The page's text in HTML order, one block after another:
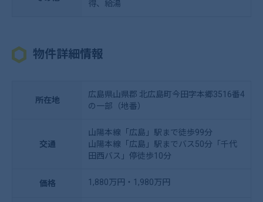
得、給湯
物件詳細情報
所在地
広島県山県郡 北広島町今田字本郷3516番4
の一部（地番）
交通
山陽本線「広島」駅まで徒歩99分
山陽本線「広島」駅までバス50分「千代
田西バス」停徒歩10分
価格 1,880万円・1,980万円